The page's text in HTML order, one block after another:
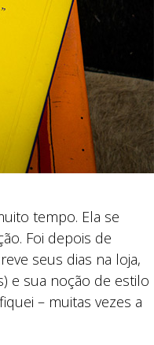
tempo. Ela se
Foi depois de
seus dias na loja,
e sua noção de estilo
– muitas vezes a